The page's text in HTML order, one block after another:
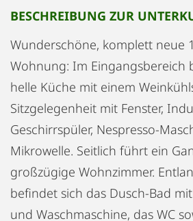
BESCHREIBUNG ZUR
Wunderschöne, komplett neue
Wohnung: Im Eingangsbereich
helle Küche mit einem
Sitzgelegenheit mit Fenster,
Geschirrspüler, Nespresso-
Mikrowelle. Seitlich führt ein
großzügige Wohnzimmer.
befindet sich das Dusch-Bad
und Waschmaschine, das WC